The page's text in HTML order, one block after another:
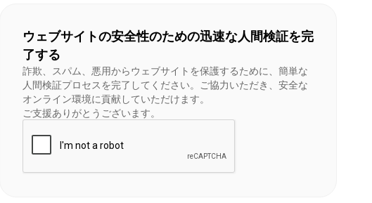
ウェブサイトの安全性のための迅速な人間検証を完
了する
詐欺、スパム、悪用からウェブサイトを保護するために、簡単な
人間検証プロセスを完了してください。ご協力いただき、安全な
オンライン環境に貢献していただけます。
ご支援ありがとうございます。